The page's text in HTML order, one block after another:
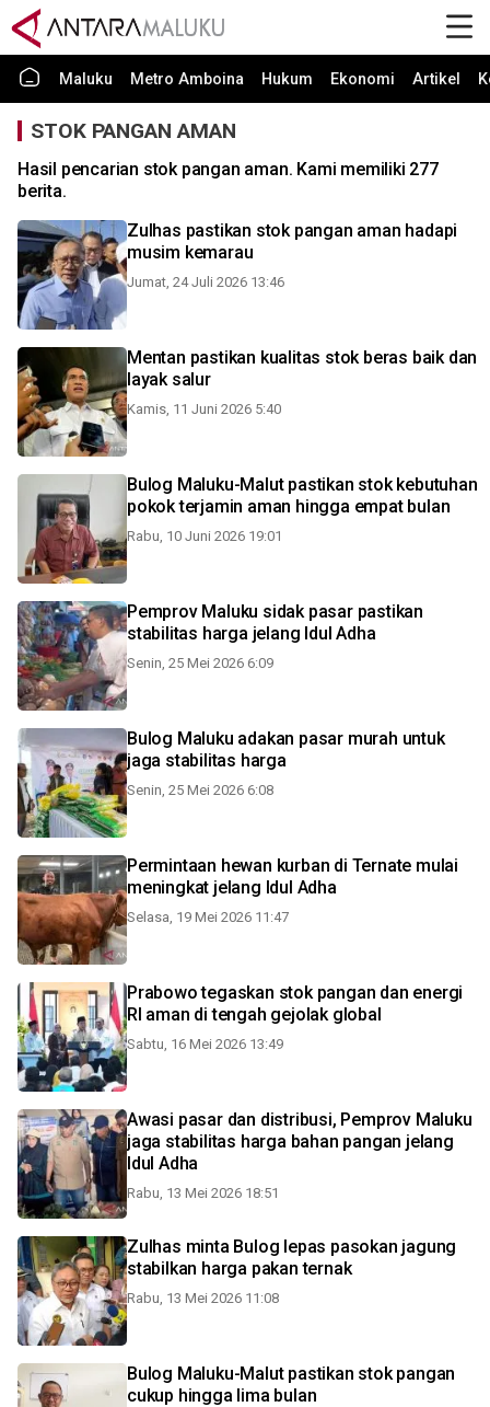
Maluku Metro Amboina Hukum Ekonomi Artikel
STOK PANGAN AMAN
Hasil pencarian stok pangan aman. Kami memiliki 277
berita.
Zulhas pastikan stok pangan aman hadapi
musim kemarau
Jumat, 24 Juli 2026 13:46
Mentan pastikan kualitas stok beras baik dan
layak salur
Kamis, 11 Juni 2026 5:40
Bulog Maluku-Malut pastikan stok kebutuhan
pokok terjamin aman hingga empat bulan
Rabu, 10 Juni 2026 19:01
Pemprov Maluku sidak pasar pastikan
stabilitas harga jelang Idul Adha
Senin, 25 Mei 2026 6:09
Bulog Maluku adakan pasar murah untuk
jaga stabilitas harga
Senin, 25 Mei 2026 6:08
Permintaan hewan kurban di Ternate mulai
meningkat jelang Idul Adha
Selasa, 19 Mei 2026 11:47
Prabowo tegaskan stok pangan dan energi
RI aman di tengah gejolak global
Sabtu, 16 Mei 2026 13:49
Awasi pasar dan distribusi, Pemprov Maluku
jaga stabilitas harga bahan pangan jelang
Idul Adha
Rabu, 13 Mei 2026 18:51
Zulhas minta Bulog lepas pasokan jagung
stabilkan harga pakan ternak
Rabu, 13 Mei 2026 11:08
Bulog Maluku-Malut pastikan stok pangan
cukup hingga lima bulan